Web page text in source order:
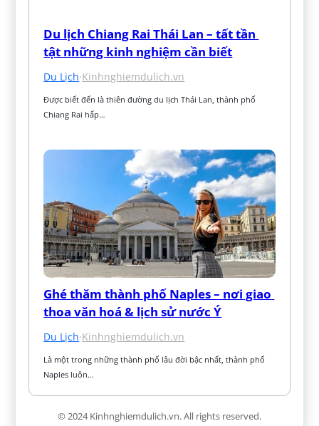
Du lịch Chiang Rai Thái Lan – tất tần
tật những kinh nghiệm cần biết
Du Lịch·Kinhnghiemdulich.vn
Được biết đến là thiên đường du lịch Thái Lan, thành phố
Chiang Rai hấp…
Ghé thăm thành phố Naples – nơi giao
thoa văn hoá & lịch sử nước Ý
Du Lịch·Kinhnghiemdulich.vn
Là một trong những thành phố lâu đời bậc nhất, thành phố
Naples luôn…
© 2024 Kinhnghiemdulich.vn. All rights reserved.